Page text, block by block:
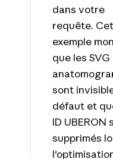
dans votre
requête. Cet
exemple
que les SVG
sont
défaut et
ID UBERON
supprimés